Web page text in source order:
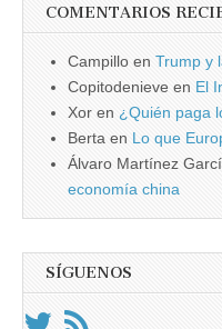
COMENTARIOS
Campillo en Trump y
Copitodenieve en El
Xor en ¿Quién paga
Berta en Lo que
Álvaro Martínez
economía china
SÍGUENOS